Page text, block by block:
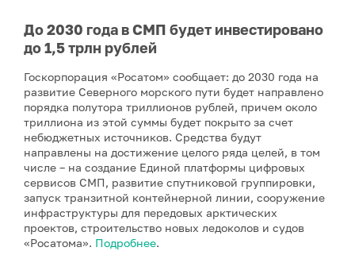
До 2030 года в СМП будет инвестировано
до 1,5 трлн рублей
Госкорпорация «Росатом» сообщает: до 2030 года на
развитие Северного морского пути будет направлено
порядка полутора триллионов рублей, причем около
триллиона из этой суммы будет покрыто за счет
небюджетных источников. Средства будут
направлены на достижение целого ряда целей, в том
числе – на создание Единой платформы цифровых
сервисов СМП, развитие спутниковой группировки,
запуск транзитной контейнерной линии, сооружение
инфраструктуры для передовых арктических
проектов, строительство новых ледоколов и судов
«Росатома». Подробнее.